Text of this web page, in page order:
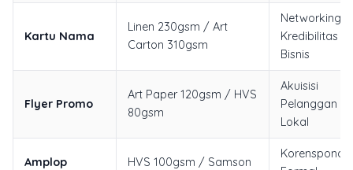
Kartu Nama
Linen 230gsm / Art
Carton 310gsm
Networking &
Kredibilitas
Bisnis
Flyer Promo
Art Paper 120gsm / HVS
80gsm
Akuisisi
Pelanggan
Lokal
Amplop
HVS 100gsm / Samson